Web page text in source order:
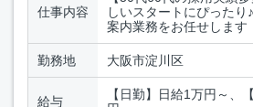
仕事内容
しいスタートにぴったり
案内業務をお任せします
勤務地 大阪市淀川区
給与
【日勤】日給1万円～、